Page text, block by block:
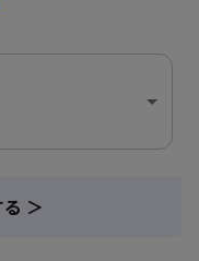
＞